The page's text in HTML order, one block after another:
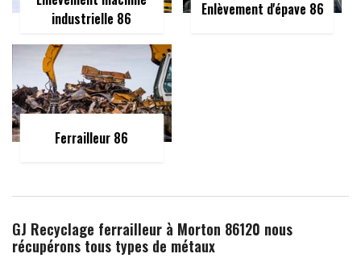
industrielle 86
Enlèvement d'épave 86
Ferrailleur 86
GJ Recyclage ferrailleur à Morton 86120 nous
récupérons tous types de métaux